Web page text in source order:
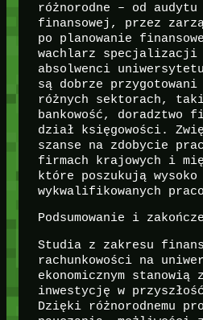
różnorodne – od
finansowej, przez
po planowanie
wachlarz specjalizacji
absolwenci uniwersytetu
są dobrze przygotowani
różnych sektorach,
bankowość, doradztwo
dział księgowości.
szanse na zdobycie
firmach krajowych i
które poszukują wysoko
wykwalifikowanych
Podsumowanie i
Studia z zakresu
rachunkowości na
ekonomicznym stanowią
inwestycję w przyszłość
Dzięki różnorodnemu